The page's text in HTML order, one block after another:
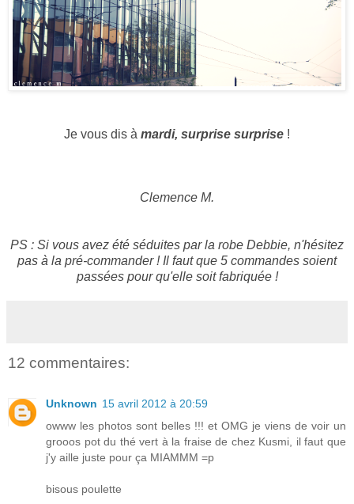
Je vous dis à mardi, surprise surprise !
Clemence M.
PS : Si vous avez été séduites par la robe Debbie, n'hésitez
pas à la pré-commander ! Il faut que 5 commandes soient
passées pour qu'elle soit fabriquée !
12 commentaires:
Unknown 15 avril 2012 à 20:59
owww les photos sont belles !!! et OMG je viens de voir un
grooos pot du thé vert à la fraise de chez Kusmi, il faut que
j'y aille juste pour ça MIAMMM =p
bisous poulette